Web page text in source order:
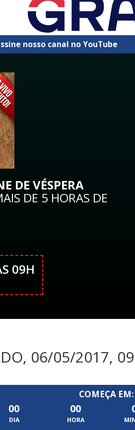
nosso canal no YouTube
DE VÉSPERA
DE 5 HORAS DE
09H
06/05/2017,
COMEÇA EM:
00
DIA
00
HORA